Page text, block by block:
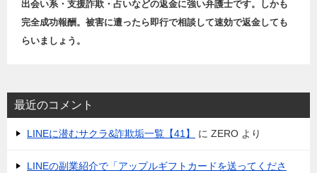
出会い系・支援詐欺・占いなどの返金に強い弁護士です。しかも
完全成功報酬。被害に遭ったら即行で相談して速効で返金しても
らいましょう。
最近のコメント
LINEに潜むサクラ&詐欺垢一覧【41】 に ZERO より
LINEの副業紹介で「アップルギフトカードを送ってくださ